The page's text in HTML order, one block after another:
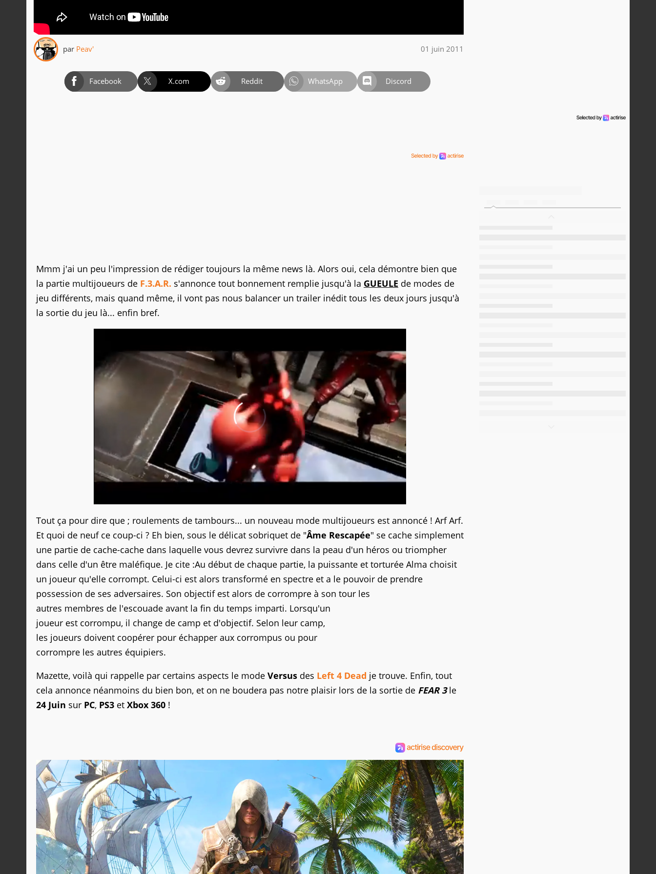
par Peav' 01 juin 2011
Facebook X.com Reddit WhatsApp Discord
Mmm j'ai un peu l'impression de rédiger toujours la même news là. Alors oui, cela démontre bien que
la partie multijoueurs de F.3.A.R. s'annonce tout bonnement remplie jusqu'à la GUEULE de modes de
jeu différents, mais quand même, il vont pas nous balancer un trailer inédit tous les deux jours jusqu'à
la sortie du jeu là... enfin bref.
Tout ça pour dire que ; roulements de tambours... un nouveau mode multijoueurs est annoncé ! Arf Arf.
Et quoi de neuf ce coup-ci ? Eh bien, sous le délicat sobriquet de "Âme Rescapée" se cache simplement
une partie de cache-cache dans laquelle vous devrez survivre dans la peau d'un héros ou triompher
dans celle d'un être maléfique. Je cite :Au début de chaque partie, la puissante et torturée Alma choisit
un joueur qu'elle corrompt. Celui-ci est alors transformé en spectre et a le pouvoir de prendre
possession de ses adversaires. Son objectif est alors de corrompre à son tour les
autres membres de l'escouade avant la fin du temps imparti. Lorsqu'un
joueur est corrompu, il change de camp et d'objectif. Selon leur camp,
les joueurs doivent coopérer pour échapper aux corrompus ou pour
corrompre les autres équipiers.
Mazette, voilà qui rappelle par certains aspects le mode Versus des Left 4 Dead je trouve. Enfin, tout
cela annonce néanmoins du bien bon, et on ne boudera pas notre plaisir lors de la sortie de FEAR 3le
24 Juin sur PC, PS3 et Xbox 360 !